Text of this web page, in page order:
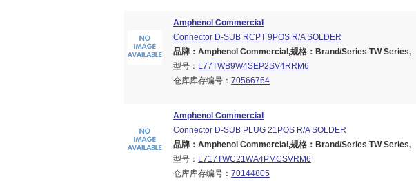
Amphenol Commercial
Connector D-SUB RCPT 9POS R/A SOLDER
品牌：Amphenol Commercial,规格：Brand/Series TW Series,
型号： L77TWB9W4SEP2SV4RRM6
仓库库存编号： 70566764
Amphenol Commercial
Connector D-SUB PLUG 21POS R/A SOLDER
品牌：Amphenol Commercial,规格：Brand/Series TW Series,
型号： L717TWC21WA4PMCSVRM6
仓库库存编号： 70144805